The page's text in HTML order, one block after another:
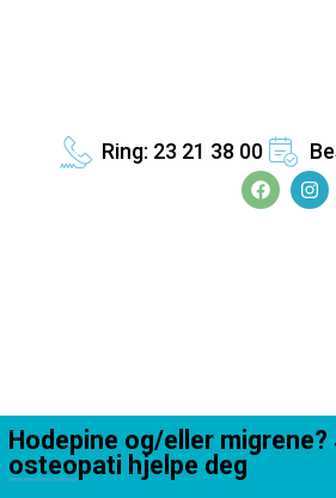
Ring: 23 21 38 00
Hodepine og/eller migrene?
osteopati hjelpe deg